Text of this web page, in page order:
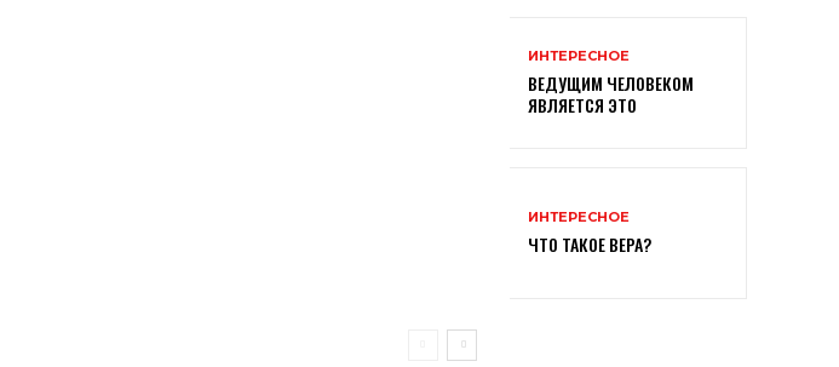
ИНТЕРЕСНОЕ
ВЕДУЩИМ ЧЕЛОВЕКОМ
ЯВЛЯЕТСЯ ЭТО
ИНТЕРЕСНОЕ
ЧТО ТАКОЕ ВЕРА?